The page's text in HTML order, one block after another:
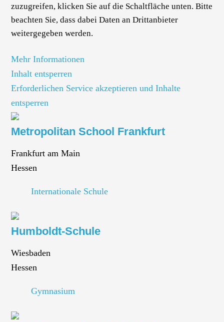
zuzugreifen, klicken Sie auf die Schaltfläche unten. Bitte
beachten Sie, dass dabei Daten an Drittanbieter
weitergegeben werden.
Mehr Informationen
Inhalt entsperren
Erforderlichen Service akzeptieren und Inhalte
entsperren
Metropolitan School Frankfurt
Frankfurt am Main
Hessen
Internationale Schule
Humboldt-Schule
Wiesbaden
Hessen
Gymnasium